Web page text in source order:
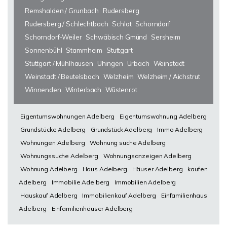
Remshalden / Grunbach
Rudersberg
Rudersberg / Schlechtbach Schlat Schorndorf
Schorndorf-Weiler Schwäbisch Gmünd
Sersheim
Sonnenbühl Stammheim
Stuttgart
Stuttgart / Mühlhausen
Uhingen Urbach Weinstadt
Weinstadt / Beutelsbach Welzheim Welzheim / Aichstrut
Winnenden Winterbach Wüstenrot
Eigentumswohnungen Adelberg
Eigentumswohnung Adelberg
Grundstücke Adelberg
Grundstück Adelberg
Immo Adelberg
Wohnungen Adelberg
Wohnung suche Adelberg
Wohnungssuche Adelberg
Wohnungsanzeigen Adelberg
Wohnung Adelberg
Haus Adelberg Häuser Adelberg
kaufen
Adelberg
Immobilie Adelberg
Immobilien Adelberg
Hauskauf Adelberg
Immobilienkauf Adelberg
Einfamilienhaus
Adelberg
Einfamilienhäuser Adelberg